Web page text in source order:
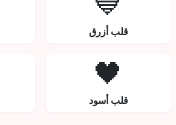
قلب أزرق
🖤
قلب أسود